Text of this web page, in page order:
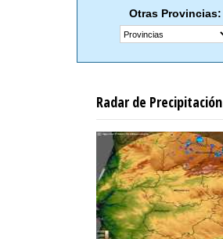
Otras Provincias:
Radar de Precipitación